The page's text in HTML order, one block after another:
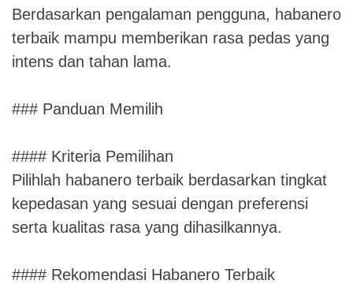
Berdasarkan pengalaman pengguna, habanero
terbaik mampu memberikan rasa pedas yang
intens dan tahan lama.
### Panduan Memilih
#### Kriteria Pemilihan
Pilihlah habanero terbaik berdasarkan tingkat
kepedasan yang sesuai dengan preferensi
serta kualitas rasa yang dihasilkannya.
#### Rekomendasi Habanero Terbaik